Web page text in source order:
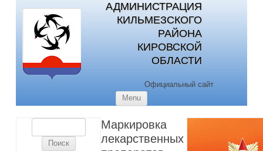
АДМИНИСТРАЦИЯ
КИЛЬМЕЗСКОГО
РАЙОНА
КИРОВСКОЙ
ОБЛАСТИ
Официальный сайт
Menu
Маркировка
лекарственных